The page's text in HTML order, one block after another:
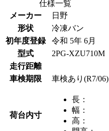
仕様一覧
メーカー
日野
形状
冷凍バン
初年度登録
令和 5年 6月
型式
2PG-XZU710M
走行距離
車検期限
車検あり(R7/06)
荷台内寸
長：
幅：
高：